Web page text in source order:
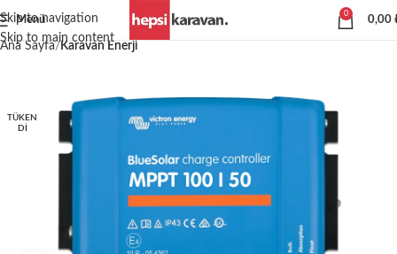
Skip to navigation
Skip to main content
Menü
0
0,00
Ana Sayfa Karavan Enerji
TÜKEN
DI